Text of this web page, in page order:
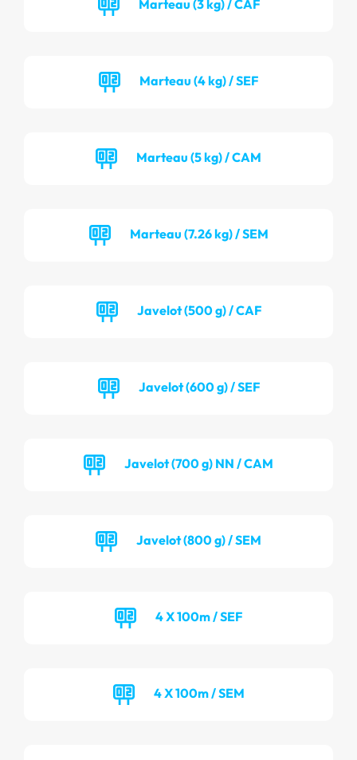
Marteau (3 kg) / CAF
Marteau (4 kg) / SEF
Marteau (5 kg) / CAM
Marteau (7.26 kg) / SEM
Javelot (500 g) / CAF
Javelot (600 g) / SEF
Javelot (700 g) NN / CAM
Javelot (800 g) / SEM
4 X 100m / SEF
4 X 100m / SEM